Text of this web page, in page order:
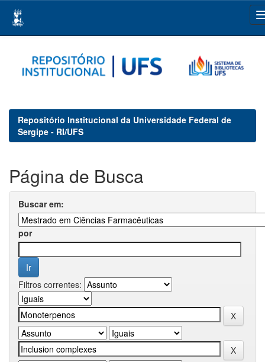
navigation
Repositório Institucional da Universidade Federal de
Sergipe - RI/UFS
Página de Busca
Buscar em:
por
Filtros correntes: